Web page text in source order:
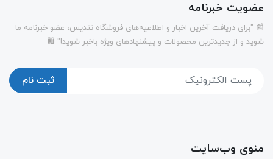
عضویت خبرنامه
📰 "برای دریافت آخرین اخبار و اطلاعیه‌های فروشگاه تندیس، عضو خبرنامه ما
شوید و از جدیدترین محصولات و پیشنهادهای ویژه باخبر شوید!" 🛍️
ثبت نام
منوی وب‌سایت